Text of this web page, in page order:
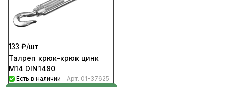
133 ₽/шт
Талреп крюк-крюк цинк
М14 DIN1480
Есть в наличии Арт. 01-37625